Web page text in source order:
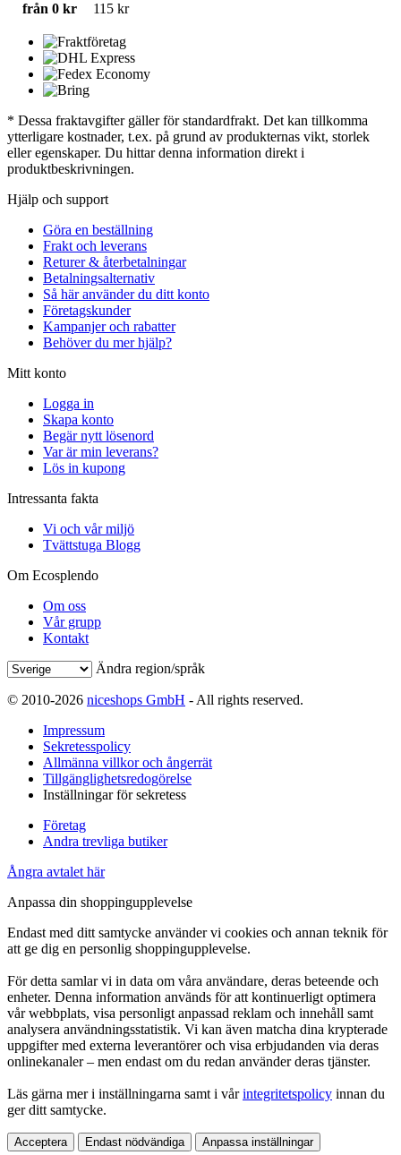
från 0 kr
115 kr
* Dessa fraktavgifter gäller för standardfrakt. Det kan tillkomma
ytterligare kostnader, t.ex. på grund av produkternas vikt, storlek
eller egenskaper. Du hittar denna information direkt i
produktbeskrivningen.
Hjälp och support
Göra en beställning
Frakt och leverans
Returer & återbetalningar
Betalningsalternativ
Så här använder du ditt konto
Företagskunder
Kampanjer och rabatter
Behöver du mer hjälp?
Mitt konto
Logga in
Skapa konto
Begär nytt lösenord
Var är min leverans?
Lös in kupong
Intressanta fakta
Vi och vår miljö
Tvättstuga Blogg
Om Ecosplendo
Om oss
Vår grupp
Kontakt
Ändra region/språk
© 2010-2026 niceshops GmbH - All rights reserved.
Impressum
Sekretesspolicy
Allmänna villkor och ångerrät
Tillgänglighetsredogörelse
Inställningar för sekretess
Företag
Andra trevliga butiker
Ångra avtalet här
Anpassa din shoppingupplevelse
Endast med ditt samtycke använder vi cookies och annan teknik för
att ge dig en personlig shoppingupplevelse.
För detta samlar vi in data om våra användare, deras beteende och
enheter. Denna information används för att kontinuerligt optimera
vår webbplats, visa personligt anpassad reklam och innehåll samt
analysera användningsstatistik. Vi kan även matcha dina krypterade
uppgifter med externa leverantörer och visa erbjudanden via deras
onlinekanaler – men endast om du redan använder deras tjänster.
Läs gärna mer i inställningarna samt i vårintegritetspolicy innan du
ger ditt samtycke.
Acceptera Endast nödvändiga Anpassa inställningar